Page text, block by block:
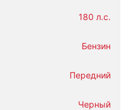
180 л.с.
Бензин
Передний
Черный